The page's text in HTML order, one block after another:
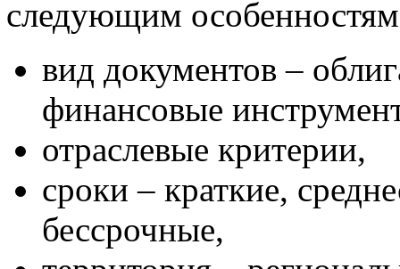
следующим
вид документов –
финансовые
отраслевые критерии,
сроки – краткие,
бессрочные,